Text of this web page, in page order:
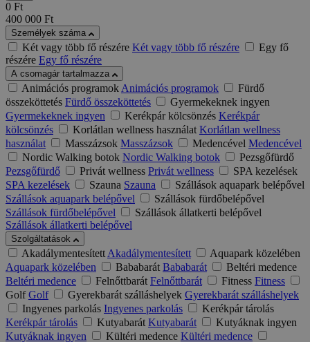
0 Ft
400 000 Ft
Személyek száma
Két vagy több fő részére Két vagy több fő részére
Egy fő
részére Egy fő részére
A csomagár tartalmazza
Animációs programokAnimációs programok
Fürdő
összeköttetés Fürdő összeköttetés
Gyermekeknek ingyen
Gyermekeknek ingyen
Kerékpár kölcsönzés Kerékpár
kölcsönzés
Korlátlan wellness használat Korlátlan wellness
használat
Masszázsok Masszázsok Medencével Medencével
Nordic Walking botok Nordic Walking botok
Pezsgőfürdő
Pezsgőfürdő
Privát wellness Privát wellness
SPA kezelések
SPA kezelések
Szauna Szauna
Szállások aquapark belépővel
Szállások aquapark belépővel
Szállások fürdőbelépővel
Szállások fürdőbelépővel
Szállások állatkerti belépővel
Szállások állatkerti belépővel
Szolgáltatások
AkadálymentesítettAkadálymentesített
Aquapark közelében
Aquapark közelében
Bababarát Bababarát
Beltéri medence
Beltéri medence
Felnőttbarát Felnőttbarát Fitness Fitness
Golf Golf Gyerekbarát szálláshelyek Gyerekbarát szálláshelyek
Ingyenes parkolás Ingyenes parkolás
Kerékpár tárolás
Kerékpár tárolás
Kutyabarát Kutyabarát
Kutyáknak ingyen
Kutyáknak ingyen
Kültéri medence Kültéri medence